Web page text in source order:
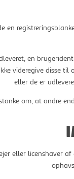
en
en
videregive disse
eller de er
om, at andre
eller licenshaver